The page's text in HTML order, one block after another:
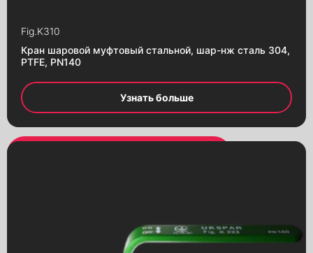
Fig.K310
Кран шаровой муфтовый стальной, шар-нж сталь 304,
PTFE, PN140
Узнать больше